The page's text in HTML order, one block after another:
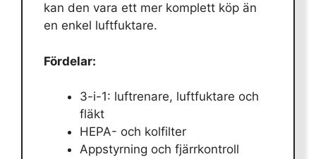
kan den vara ett mer komplett köp än
en enkel luftfuktare.
Fördelar:
3-i-1: luftrenare, luftfuktare och
fläkt
HEPA- och kolfilter
Appstyrning och fjärrkontroll